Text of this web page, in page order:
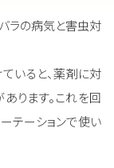
ラの病気と害虫対
いると、薬剤に対
ります。これを回
テーションで使い